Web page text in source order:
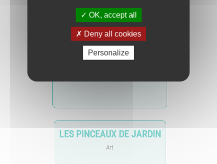
Sport
LES PINCEAUX DE JARDIN
Art
OK, accept all
Deny all cookies
Personalize